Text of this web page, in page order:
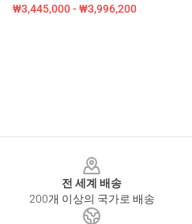
₩3,445,000 - ₩3,996,200
전 세계 배송
200개 이상의 국가로 배송